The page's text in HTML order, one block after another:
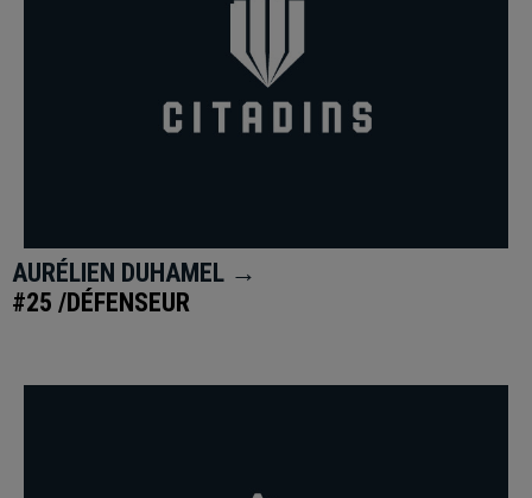
AURÉLIEN DUHAMEL →
#25 /DÉFENSEUR